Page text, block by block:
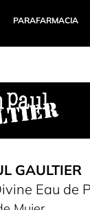
PARAFARMACIA
GAULTIER
Eau de